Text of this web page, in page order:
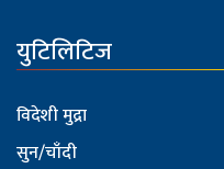
युटिलिटिज
विदेशी मुद्रा
सुन/चाँदी